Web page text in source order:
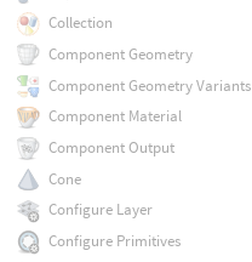
Collection
Component Geometry
Component Geometry Variants
Component Material
Component Output
Cone
Configure Layer
Configure Primitives